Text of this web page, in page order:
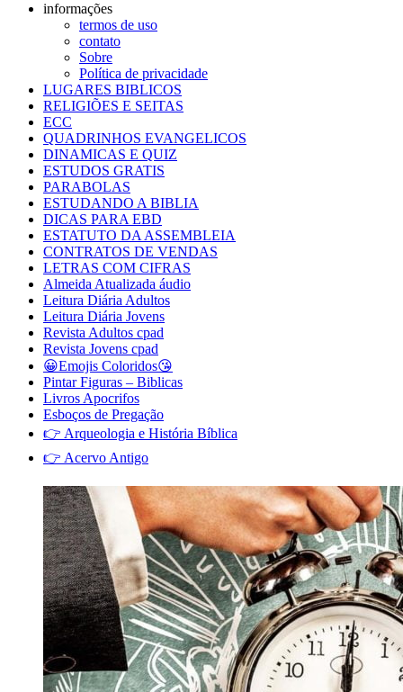
informações
termos de uso
contato
Sobre
Política de privacidade
LUGARES BIBLICOS
RELIGIÕES E SEITAS
ECC
QUADRINHOS EVANGELICOS
DINAMICAS E QUIZ
ESTUDOS GRATIS
PARABOLAS
ESTUDANDO A BIBLIA
DICAS PARA EBD
ESTATUTO DA ASSEMBLEIA
CONTRATOS DE VENDAS
LETRAS COM CIFRAS
Almeida Atualizada áudio
Leitura Diária Adultos
Leitura Diária Jovens
Revista Adultos cpad
Revista Jovens cpad
😀Emojis Coloridos😘
Pintar Figuras – Biblicas
Livros Apocrifos
Esboços de Pregação
👉 Arqueologia e História Bíblica
👉 Acervo Antigo